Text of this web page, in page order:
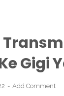
Gigi
Add Comment